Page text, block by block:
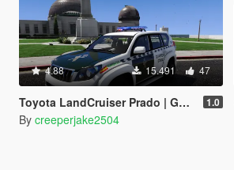
4.88 15.491 47
Toyota LandCruiser Prado | Guardia Civil | ELS 1.0
By creeperjake2504